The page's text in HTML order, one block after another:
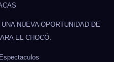
NUEVA OPORTUNIDAD DE
EL CHOCÓ.
Espectaculos